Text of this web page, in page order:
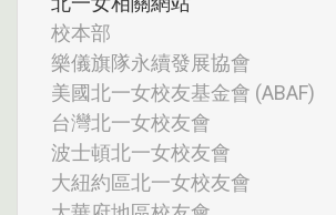
校本部
樂儀旗隊永續發展協會
美國北一女校友基金會 (ABAF)
台灣北一女校友會
波士頓北一女校友會
大紐約區北一女校友會